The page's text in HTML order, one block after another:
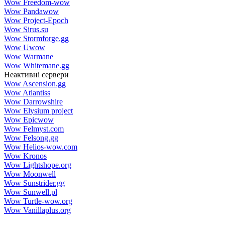
Wow Freedom-wow
Wow Pandawow
Wow Project-Epoch
Wow Sirus.su
Wow Stormforge.gg
Wow Uwow
Wow Warmane
Wow Whitemane.gg
Неактивні сервери
Wow Ascension.gg
Wow Atlantiss
Wow Darrowshire
Wow Elysium project
Wow Epicwow
Wow Felmyst.com
Wow Felsong.gg
Wow Helios-wow.com
Wow Kronos
Wow Lightshope.org
Wow Moonwell
Wow Sunstrider.gg
Wow Sunwell.pl
Wow Turtle-wow.org
Wow Vanillaplus.org